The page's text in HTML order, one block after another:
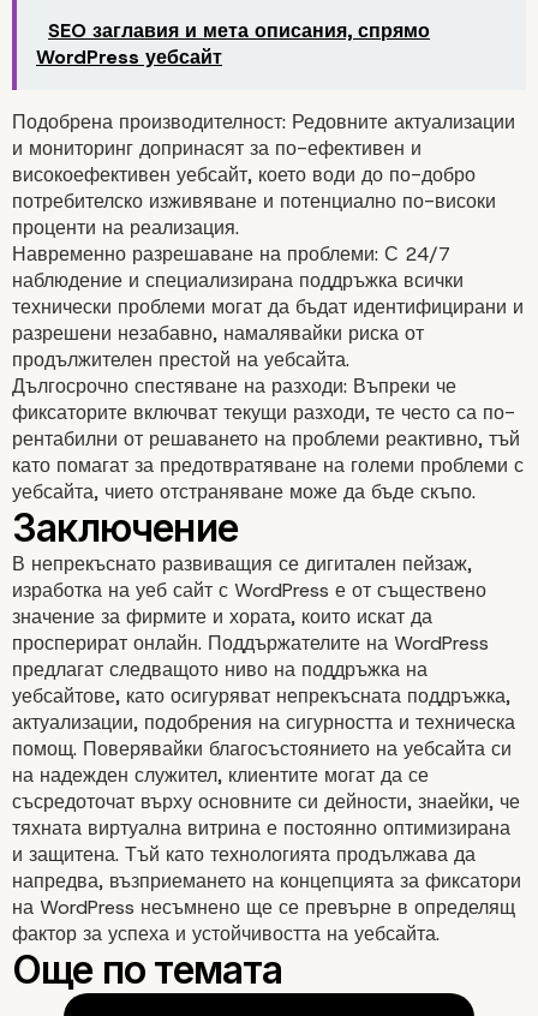
Предимства на
Retainers
SEO заглавия и мета описания, спрямо
WordPress уебсайт
Подобрена производителност: Редовните актуализации
и мониторинг допринасят за по-ефективен и
високоефективен уебсайт, което води до по-добро
потребителско изживяване и потенциално по-високи
проценти на реализация.
Навременно разрешаване на проблеми: С 24/7
наблюдение и специализирана поддръжка всички
технически проблеми могат да бъдат идентифицирани и
разрешени незабавно, намалявайки риска от
продължителен престой на уебсайта.
Дългосрочно спестяване на разходи: Въпреки че
фиксаторите включват текущи разходи, те често са по-
рентабилни от решаването на проблеми реактивно, тъй
като помагат за предотвратяване на големи проблеми с
уебсайта, чието отстраняване може да бъде скъпо.
В непрекъснато развиващия се дигитален пейзаж,
изработка на уеб сайт с WordPress е от съществено
значение за фирмите и хората, които искат да
просперират онлайн. Поддържателите на WordPress
предлагат следващото ниво на поддръжка на
уебсайтове, като осигуряват непрекъсната поддръжка,
актуализации, подобрения на сигурността и техническа
помощ. Поверявайки благосъстоянието на уебсайта си
на надежден служител, клиентите могат да се
съсредоточат върху основните си дейности, знаейки, че
тяхната виртуална витрина е постоянно оптимизирана
и защитена. Тъй като технологията продължава да
напредва, възприемането на концепцията за фиксатори
на WordPress несъмнено ще се превърне в определящ
фактор за успеха и устойчивостта на уебсайта.